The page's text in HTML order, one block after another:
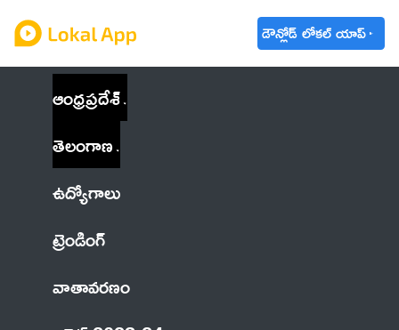
డౌన్లోడ్ లోకల్ యాప్
ఆంధ్రప్రదేశ్
తెలంగాణ
ఉద్యోగాలు
ట్రెండింగ్
వాతావరణం